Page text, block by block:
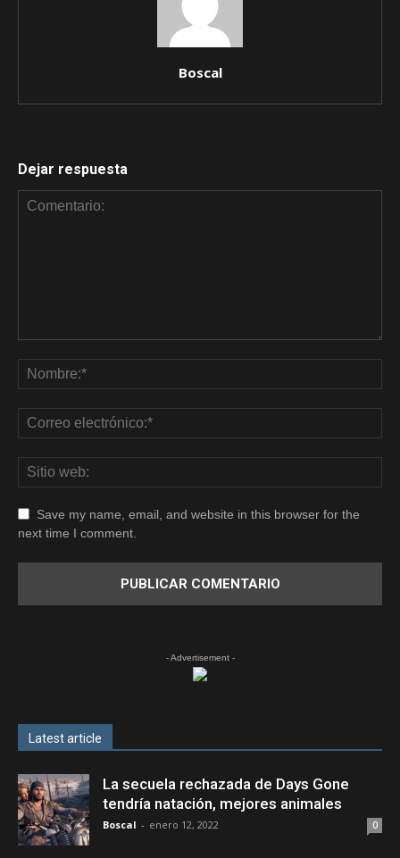
Boscal
Dejar respuesta
Save my name, email, and website in this browser for the
next time I comment.
- Advertisement -
Latest article
La secuela rechazada de Days Gone
tendría natación, mejores animales
Boscal - enero 12, 2022 0